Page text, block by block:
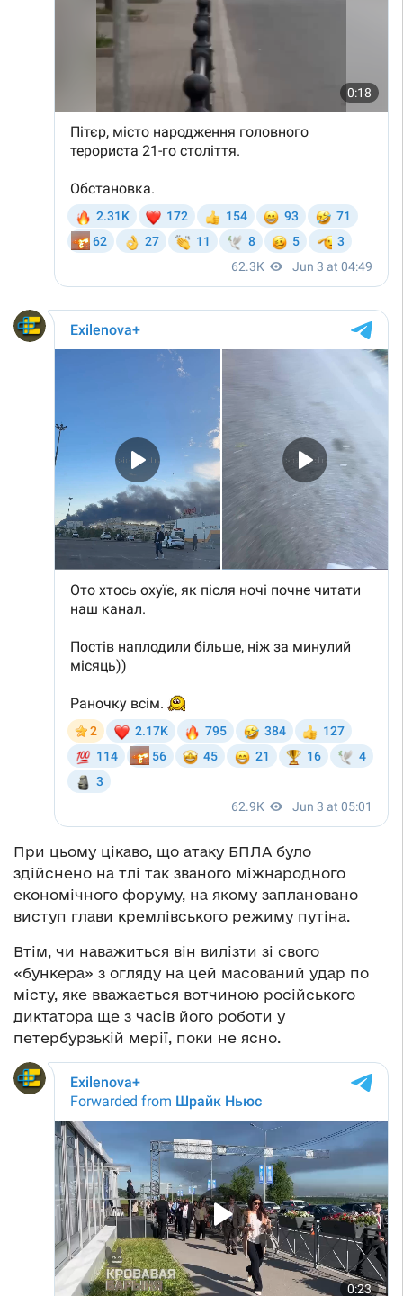
При цьому цікаво, що атаку БПЛА було
здійснено на тлі так званого міжнародного
економічного форуму, на якому заплановано
виступ глави кремлівського режиму путіна.
Втім, чи наважиться він вилізти зі свого
«бункера» з огляду на цей масований удар по
місту, яке вважається вотчиною російського
диктатора ще з часів його роботи у
петербурзькій мерії, поки не ясно.